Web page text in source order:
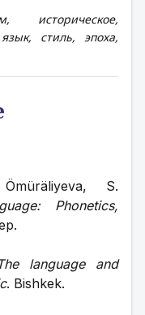
историческое,
стиль, эпоха,
S.
Phonetics,
language and
. Bishkek.